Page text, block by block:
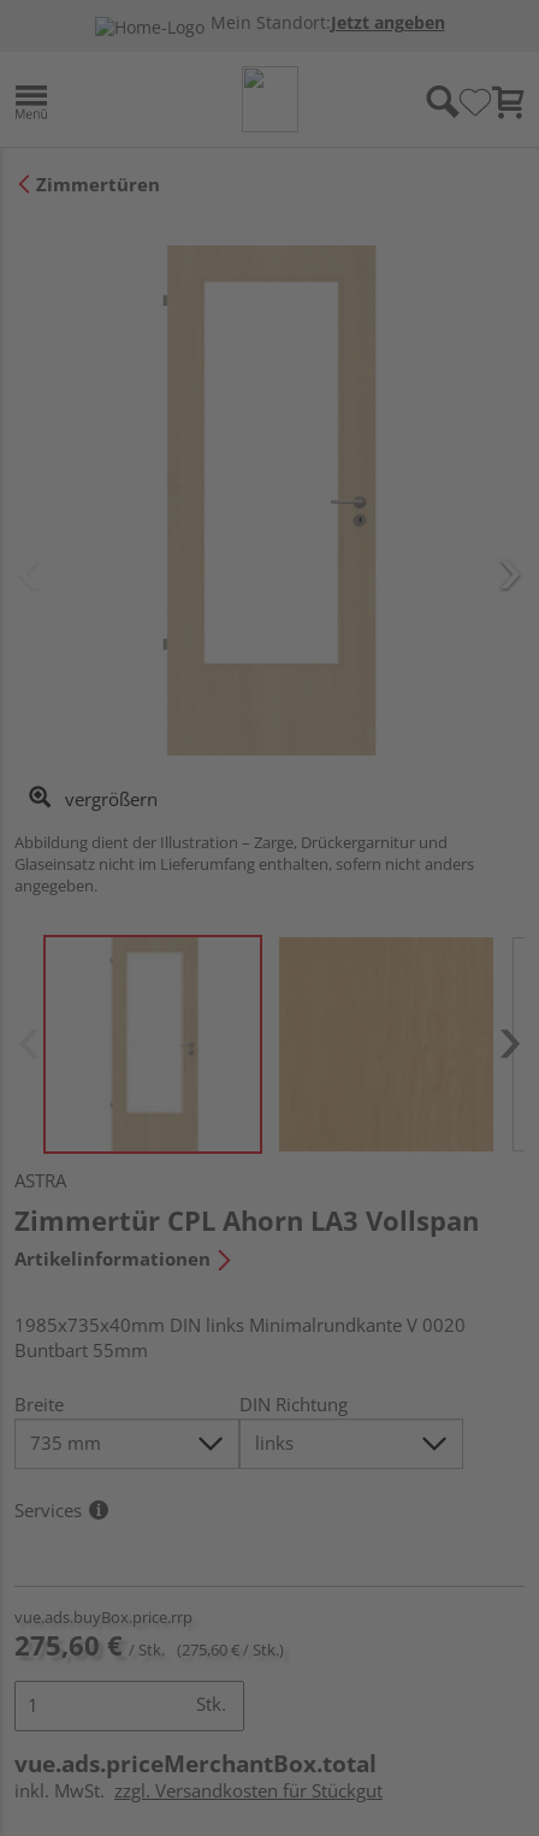
Mein Standort:Jetzt angeben
Zimmertüren
vergrößern
Abbildung dient der Illustration – Zarge, Drückergarnitur und
Glaseinsatz nicht im Lieferumfang enthalten, sofern nicht anders
angegeben.
ASTRA
Zimmertür CPL Ahorn LA3 Vollspan
Artikelinformationen
1985x735x40mm DIN links Minimalrundkante V 0020
Buntbart 55mm
Breite DIN Richtung
Services
vue.ads.buyBox.price.rrp
275,60 € / Stk. (275,60 € / Stk.)
Stk.
vue.ads.priceMerchantBox.total
inkl. MwSt. zzgl. Versandkosten für Stückgut